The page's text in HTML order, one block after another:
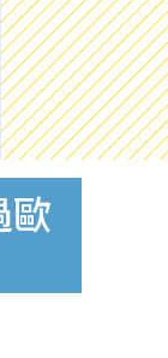
歐